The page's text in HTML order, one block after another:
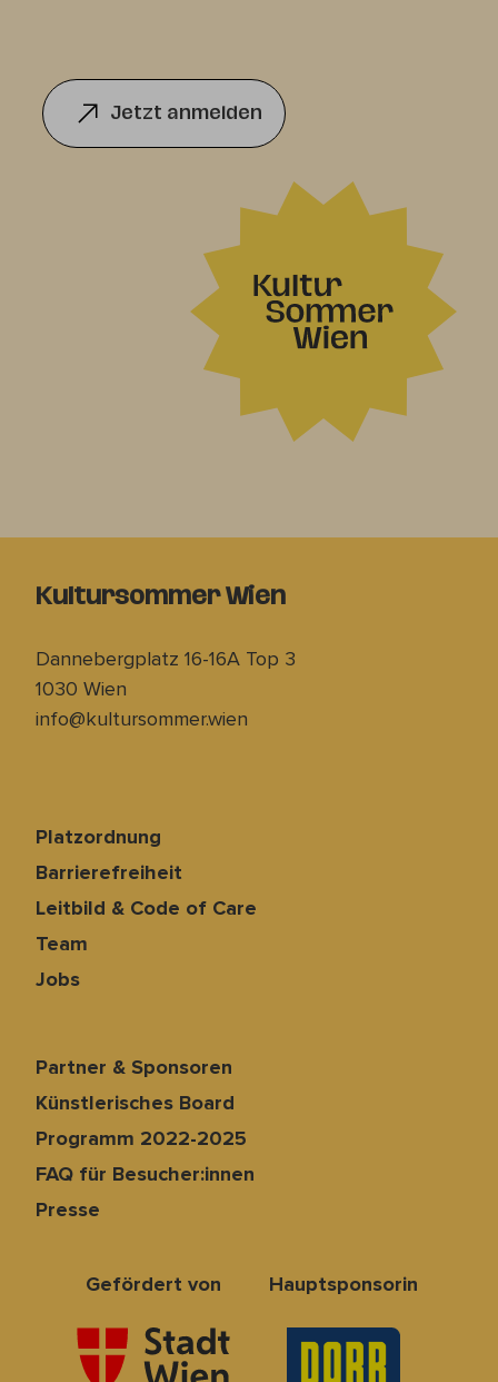
Jetzt anmelden
Kultursommer Wien
Dannebergplatz 16-16A Top 3
1030 Wien
info@kultursommer.wien
Platzordnung
Barrierefreiheit
Leitbild & Code of Care
Team
Jobs
Partner & Sponsoren
Künstlerisches Board
Programm 2022-2025
FAQ für Besucher:innen
Presse
Gefördert von Hauptsponsorin